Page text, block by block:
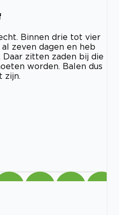
Binnen drie tot vier
zeven dagen en heb
zitten zaden bij die
worden. Balen dus
zijn.